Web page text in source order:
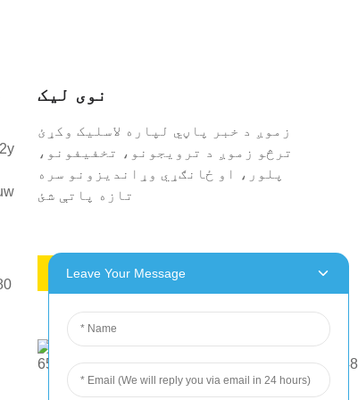
نوی لیک
زموږ د خبر پاڼي لپاره لاسلیک وکړئ
ترڅو زموږ د ترویجونو، تخفیفونو،
پلور، او ځانګړي وړاندیزونو سره
تازه پاتې شئ
د نرخ غوښتنه وکړئ
Leave Your Message